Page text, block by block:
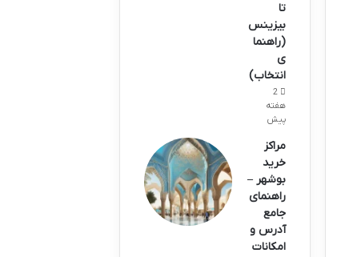
تا
بیزینس
(راهنما
ی
انتخاب)
2
هفته
پیش
مراکز
خرید
بوشهر –
راهنمای
جامع
آدرس و
امکانات